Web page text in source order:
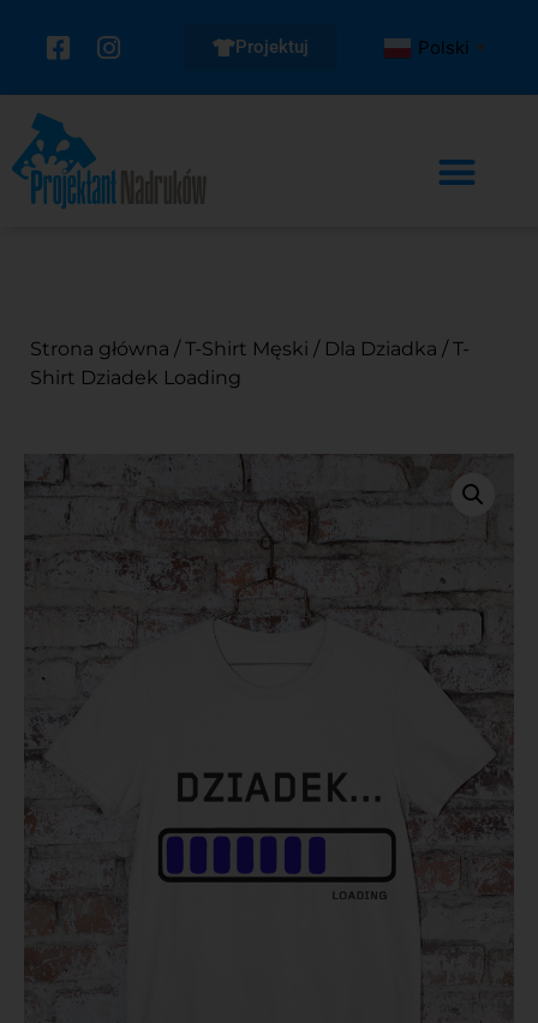
Projektuj Polski ▼
Strona główna /T-Shirt Męski / Dla Dziadka / T-
Shirt Dziadek Loading